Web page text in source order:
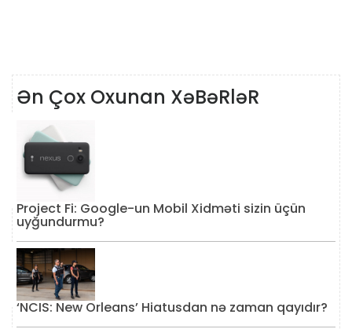
Ən Çox Oxunan XəBəRləR
Project Fi: Google-un Mobil Xidməti sizin üçün
uyğundurmu?
‘NCIS: New Orleans’ Hiatusdan nə zaman qayıdır?